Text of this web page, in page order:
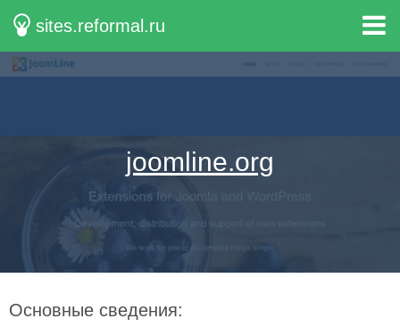
sites.reformal.ru
joomline.org
Основные сведения: